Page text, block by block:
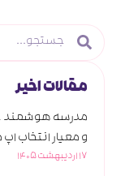
مقالات اخیر
مدرسه هوشمند
و معیار انتخاب
17 اردیبهشت 1405